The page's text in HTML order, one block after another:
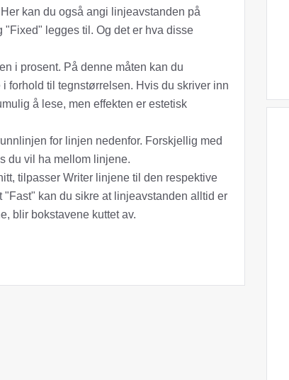
kan du også angi linjeavstanden på
legges til. Og det er hva disse
i prosent. På denne måten kan du
forhold til tegnstørrelsen. Hvis du skriver inn
å lese, men effekten er estetisk
for linjen nedenfor. Forskjellig med
du vil ha mellom linjene.
tilpasser Writer linjene til den respektive
kan du sikre at linjeavstanden alltid er
blir bokstavene kuttet av.